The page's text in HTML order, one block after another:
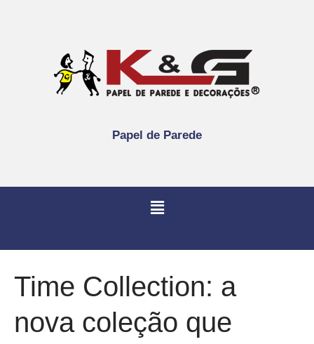
Papel de Parede
Time Collection: a
nova coleção que